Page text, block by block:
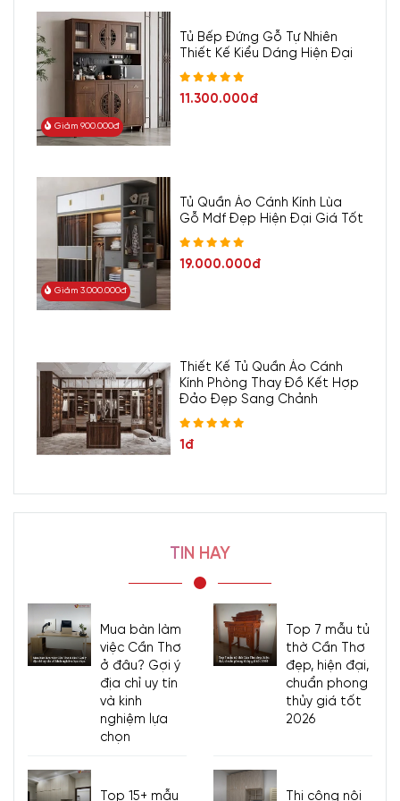
Tủ 3 CánhCửa Mở 1m2x2m Gỗ MDF Màu Sọc Vàng Cánh Trắng
Rẻ Đẹp
Giảm 900.000đ
Tủ Bếp Đứng Gỗ Tự Nhiên
Thiết Kế Kiểu Dáng Hiện Đại
11.300.000đ
Giảm 3.000.000đ
Tủ Quần Áo Cánh Kính Lùa
Gỗ Mdf Đẹp Hiện Đại Giá Tốt
19.000.000đ
Thiết Kế Tủ Quần Áo Cánh
Kính Phòng Thay Đồ Kết Hợp
Đảo Đẹp Sang Chảnh
1đ
TIN HAY
Mua bàn làm
việc Cần Thơ
ở đâu? Gợi ý
địa chỉ uy tín
và kinh
nghiệm lựa
chọn
Top 7 mẫu tủ
thờ Cần Thơ
đẹp, hiện đại,
chuẩn phong
thủy giá tốt
2026
Top 15+ mẫu Thi công nội